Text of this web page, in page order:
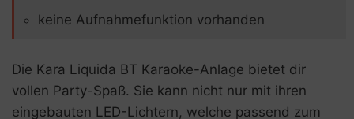
keine Aufnahmefunktion vorhanden
Die Kara Liquida BT Karaoke-Anlage bietet dir
vollen Party-Spaß. Sie kann nicht nur mit ihren
eingebauten LED-Lichtern, welche passend zum